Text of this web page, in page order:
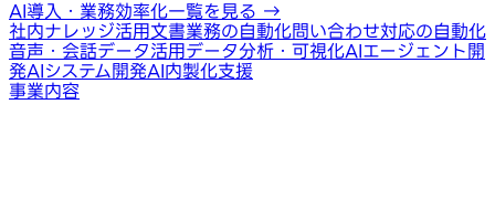
AI導入・業務効率化一覧を見る →
社内ナレッジ活用文書業務の自動化問い合わせ対応の自動化
音声・会話データ活用データ分析・可視化AIエージェント開
発AIシステム開発AI内製化支援
事業内容